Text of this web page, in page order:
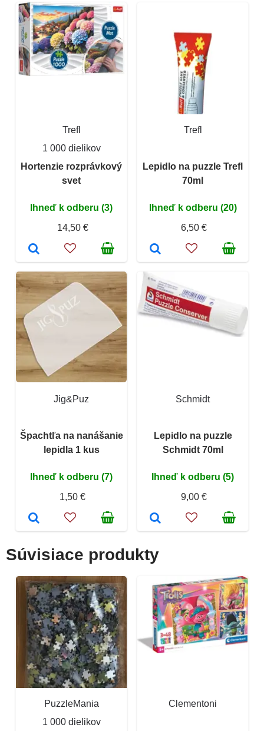
Trefl
1 000 dielikov
Hortenzie rozprávkový
svet
Ihneď k odberu (3)
14,50 €
Trefl
Lepidlo na puzzle Trefl
70ml
Ihneď k odberu (20)
6,50 €
Jig&Puz
Špachtľa na nanášanie
lepidla 1 kus
Ihneď k odberu (7)
1,50 €
Schmidt
Lepidlo na puzzle
Schmidt 70ml
Ihneď k odberu (5)
9,00 €
Súvisiace produkty
PuzzleMania
1 000 dielikov
Clementoni